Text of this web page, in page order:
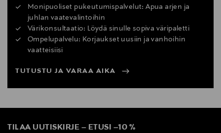
Monipuoliset pukeutumispalvelut: Apua arjen ja
juhlan vaatevalintoihin
Värikonsultaatio: Löydä sinulle sopiva väripaletti
Ompelupalvelu: Korjaukset uusiin ja vanhoihin
vaatteisiisi
TUTUSTU JA VARAA AIKA
TILAA UUTISKIRJE – ETUSI –10 %